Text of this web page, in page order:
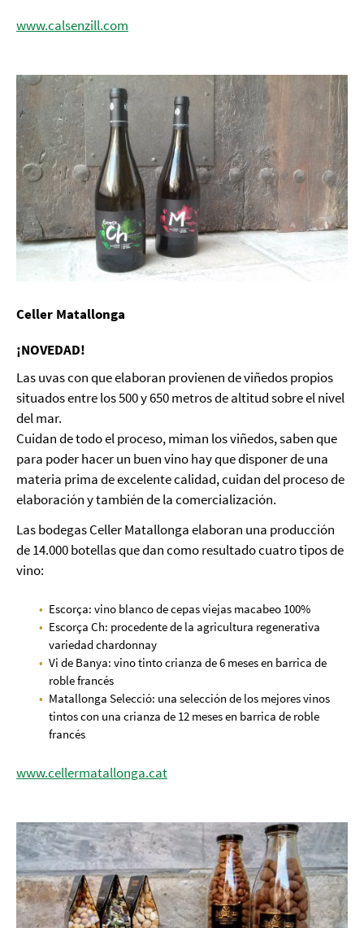
www.calsenzill.com
Celler Matallonga
¡NOVEDAD!
Las uvas con que elaboran provienen de viñedos propios
situados entre los 500 y 650 metros de altitud sobre el nivel
del mar.
Cuidan de todo el proceso, miman los viñedos, saben que
para poder hacer un buen vino hay que disponer de una
materia prima de excelente calidad, cuidan del proceso de
elaboración y también de la comercialización.
Las bodegas Celler Matallonga elaboran una producción
de 14.000 botellas que dan como resultado cuatro tipos de
vino:
Escorça: vino blanco de cepas viejas macabeo 100%
Escorça Ch: procedente de la agricultura regenerativa
variedad chardonnay
Vi de Banya: vino tinto crianza de 6 meses en barrica de
roble francés
Matallonga Selecció: una selección de los mejores vinos
tintos con una crianza de 12 meses en barrica de roble
francés
www.cellermatallonga.cat